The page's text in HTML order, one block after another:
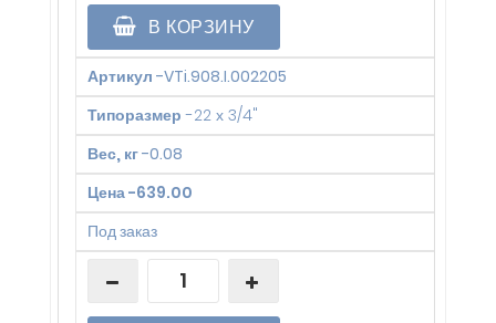
В КОРЗИНУ
Артикул -VTi.908.I.002205
Типоразмер -22 х 3/4"
Вес, кг-0.08
Цена-639.00
Под заказ